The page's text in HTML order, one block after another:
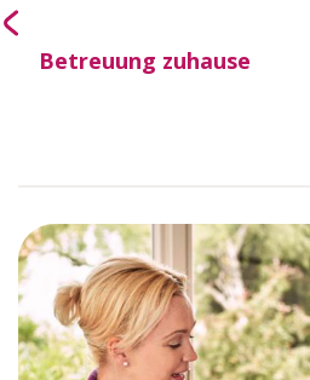
Betreuung zuhause